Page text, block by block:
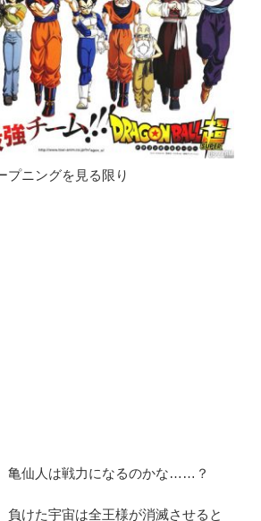
プニングを見る限り
亀仙人は戦力になるのかな……？
けた宇宙は全王様が消滅させると